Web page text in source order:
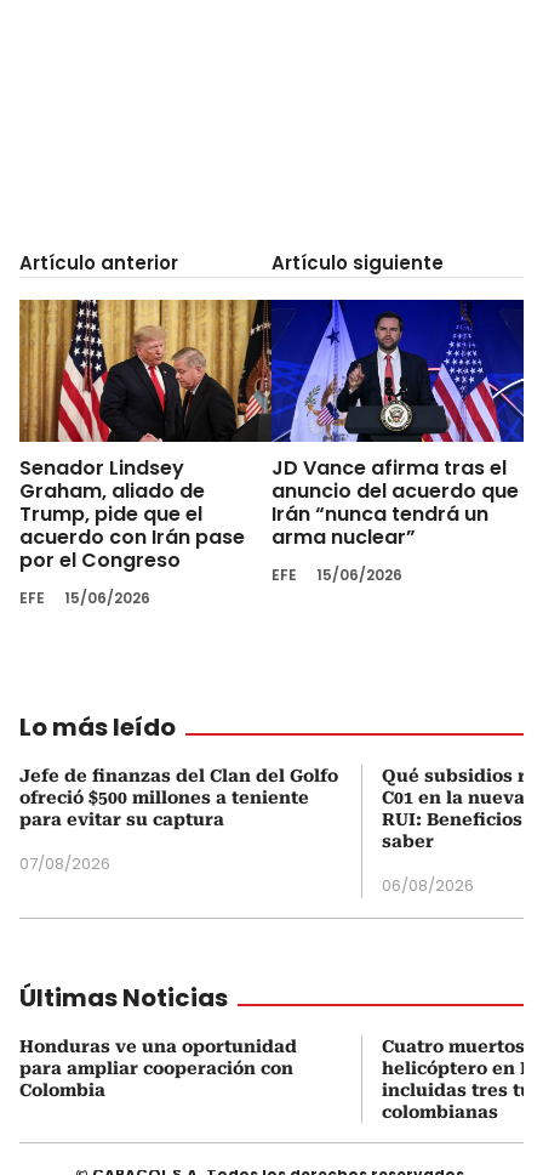
Artículo anterior
Senador Lindsey
Graham, aliado de
Trump, pide que el
acuerdo con Irán pase
por el Congreso
EFE 15/06/2026
Artículo siguiente
JD Vance afirma tras el
anuncio del acuerdo que
Irán “nunca tendrá un
arma nuclear”
EFE 15/06/2026
Lo más leído
Jefe de finanzas del Clan del Golfo
ofreció $500 millones a teniente
para evitar su captura
07/08/2026
Qué subsidios
C01 en la nueva
RUI: Beneficios
saber
06/08/2026
Últimas Noticias
Honduras ve una oportunidad
para ampliar cooperación con
Colombia
Cuatro muertos
helicóptero en
incluidas tres
colombianas